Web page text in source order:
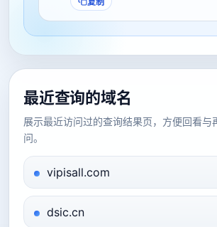
最近查询的域名
展示最近访问过的查询结果页，方便回看与
问。
vipisall.com
dsic.cn